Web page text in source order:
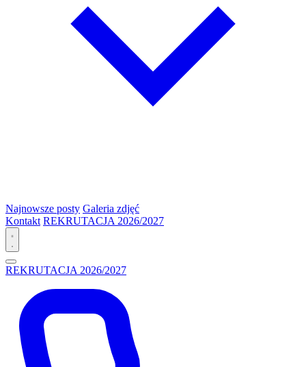
Najnowsze posty Galeria zdjęć
Kontakt REKRUTACJA 2026/2027
REKRUTACJA 2026/2027